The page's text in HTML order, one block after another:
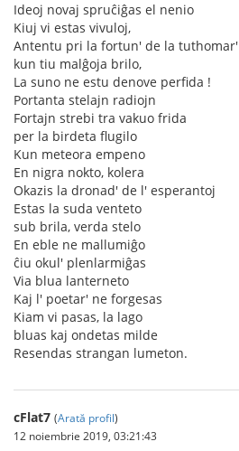
Ideoj novaj spruĉiĝas el nenio
Kiuj vi estas vivuloj,
Antentu pri la fortun' de la tuthomar'
kun tiu malĝoja brilo,
La suno ne estu denove perfida !
Portanta stelajn radiojn
Fortajn strebi tra vakuo frida
per la birdeta flugilo
Kun meteora empeno
En nigra nokto, kolera
Okazis la dronad' de l' esperantoj
Estas la suda venteto
sub brila, verda stelo
En eble ne mallumiĝo
ĉiu okul' plenlarmiĝas
Via blua lanterneto
Kaj l' poetar' ne forgesas
Kiam vi pasas, la lago
bluas kaj ondetas milde
Resendas strangan lumeton.
cFlat7 (Arată profil)
12 noiembrie 2019, 03:21:43